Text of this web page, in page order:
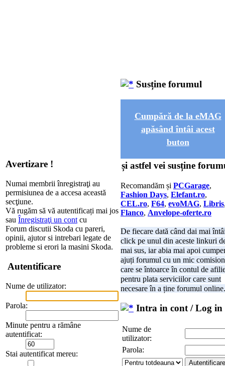
Avertizare !
Numai membrii înregistraţi au
permisiunea de a accesa această
secţiune.
Vă rugăm să vă autentificați mai jos
sau Înregistraţi un cont cu
Forum discutii Skoda cu pareri,
opinii, ajutor si intrebari legate de
probleme si erori la masini Skoda.
Autentificare
Nume de utilizator:
Parola:
Minute pentru a rămâne
autentificat:
Stai autentificat mereu:
Susține forumul
Cumpără de la eMAG
apăsând întâi acest
buton
și astfel vei susține
Recomandăm și PCGarage,
Fashion Days, Elefant.ro,
CEL.ro, F64, evoMAG, Libris
Flanco, Anvelope-oferte.ro
De fiecare dată când dai mai
click pe unul din aceste linkuri
mai sus, iar abia mai apoi
ajuți forumul cu un mic comision
care se întoarce în contul de
pentru plata serviciilor care sunt
necesare în a ține forumul online.
Intra in cont / Log in
Nume de
utilizator:
Parola: